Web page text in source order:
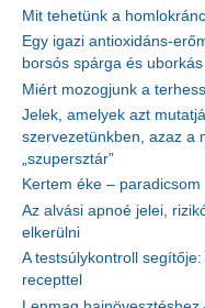
Mit tehetünk a
Egy igazi antioxidáns-
borsós spárga és uborkás
Miért mozogjunk a
Jelek, amelyek azt
szervezetünkben, azaz a
„szupersztár”
Kertem éke – paradicsom
Az alvási apnoé jelei,
elkerülni
A testsúlykontroll
recepttel